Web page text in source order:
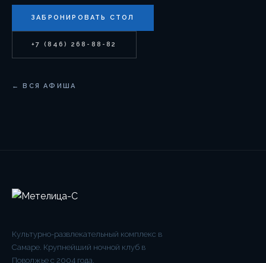
ЗАБРОНИРОВАТЬ СТОЛ
+7 (846) 268-88-82
← ВСЯ АФИША
Культурно-развлекательный комплекс в
Самаре. Крупнейший ночной клуб в
Поволжье с 2004 года.